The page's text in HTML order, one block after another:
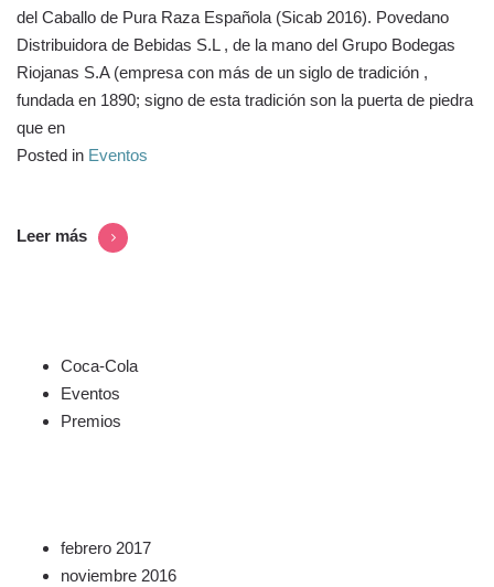
del Caballo de Pura Raza Española (Sicab 2016). Povedano
Distribuidora de Bebidas S.L , de la mano del Grupo Bodegas
Riojanas S.A (empresa con más de un siglo de tradición ,
fundada en 1890; signo de esta tradición son la puerta de piedra
que en
Posted in Eventos
Leer más
Coca-Cola
Eventos
Premios
febrero 2017
noviembre 2016